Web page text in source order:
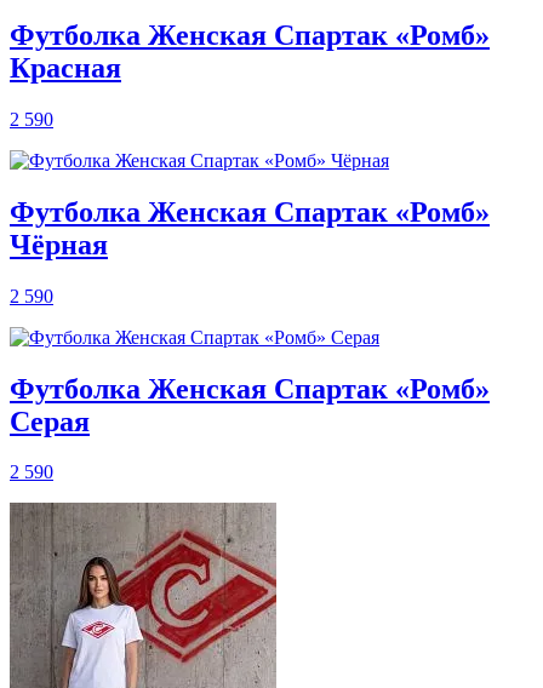
Футболка Женская Спартак «Ромб»
Красная
2 590
Футболка Женская Спартак «Ромб»
Чёрная
2 590
Футболка Женская Спартак «Ромб»
Серая
2 590